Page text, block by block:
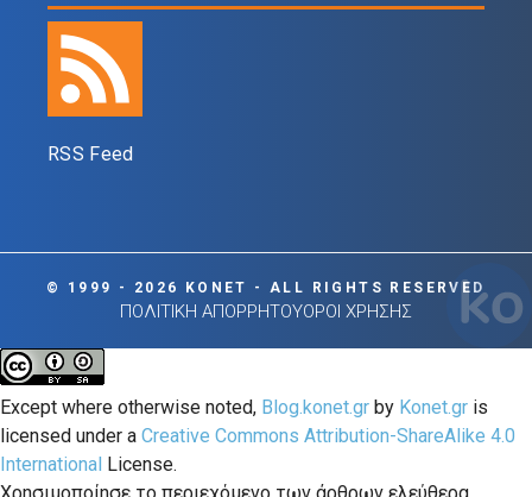
RSS Feed
© 1999 - 2026 KONET - ALL RIGHTS RESERVED
ΠΟΛΙΤΙΚΗ ΑΠΟΡΡΗΤΟΥΟΡΟΙ ΧΡΗΣΗΣ
Except where otherwise noted, Blog.konet.gr by Konet.gr is
licensed under a Creative Commons Attribution-ShareAlike 4.0
International License.
Χρησιμοποίησε το περιεχόμενο των άρθρων ελεύθερα